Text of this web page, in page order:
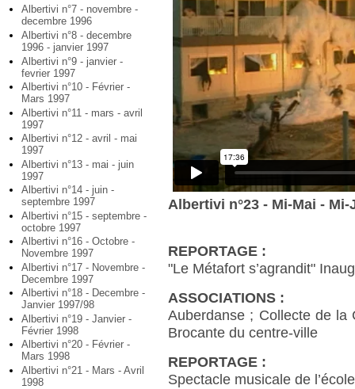
Albertivi n°7 - novembre -
decembre 1996
Albertivi n°8 - decembre
1996 - janvier 1997
Albertivi n°9 - janvier -
fevrier 1997
Albertivi n°10 - Février -
Mars 1997
Albertivi n°11 - mars - avril
1997
Albertivi n°12 - avril - mai
1997
Albertivi n°13 - mai - juin
1997
Albertivi n°14 - juin -
septembre 1997
Albertivi n°15 - septembre -
octobre 1997
Albertivi n°16 - Octobre -
Novembre 1997
Albertivi n°17 - Novembre -
Decembre 1997
Albertivi n°18 - Decembre -
Janvier 1997/98
Albertivi n°19 - Janvier -
Février 1998
Albertivi n°20 - Février -
Mars 1998
Albertivi n°21 - Mars - Avril
1998
Albertivi n°23 - Mi-Mai - Mi-
REPORTAGE :
"Le Métafort s’agrandit"
ASSOCIATIONS :
Auberdanse ; Collecte de la
Brocante du centre-ville
REPORTAGE :
Spectacle musicale de